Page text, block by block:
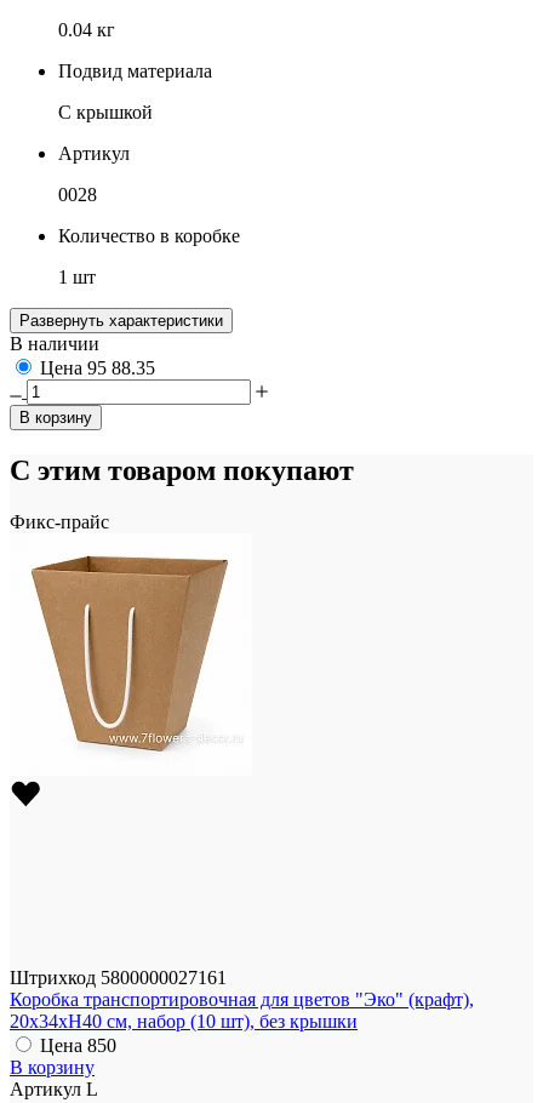
0.04 кг
Подвид материала
С крышкой
Артикул
0028
Количество в коробке
1 шт
Развернуть характеристики
В наличии
Цена 95 88.35
В корзину
С этим товаром покупают
Фикс-прайс
Штрихкод 5800000027161
Коробка транcпортировочная для цветов "Эко" (крафт),
20x34xH40 см, набор (10 шт), без крышки
Цена 850
В корзину
Артикул L